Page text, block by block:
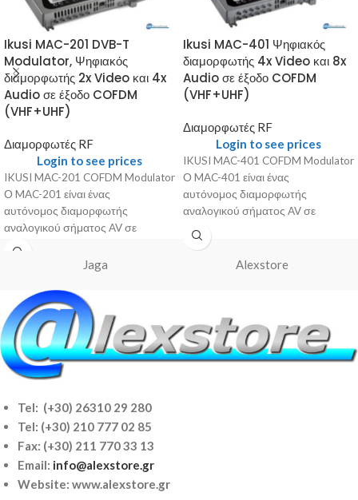
Ikusi MAC-201 DVB-T
Modulator, Ψηφιακός
διαμορφωτής 2x Video και 4x
Audio σε έξοδο COFDM
(VHF+UHF)
Διαμορφωτές RF
Login to see prices
IKUSI MAC-201 COFDM Modulator
Ο MAC-201 είναι ένας
αυτόνομος διαμορφωτής
αναλογικού σήματος AV σε
ψηφιακό σήμα COFDM. Είναι η
ιδανική λύση για την
Ikusi MAC-401 Ψηφιακός
διαμορφωτής 4x Video και 8x
Audio σε έξοδο COFDM
(VHF+UHF)
Διαμορφωτές RF
Login to see prices
IKUSI MAC-401 COFDM Modulator
Ο MAC-401 είναι ένας
αυτόνομος διαμορφωτής
αναλογικού σήματος AV σε
ψηφιακό σήμα COFDM. Είναι η
ιδανική λύση για την
Jaga Alexstore
Tel: (+30) 26310 29 280
Tel: (+30) 210 777 02 85
Fax: (+30) 211 770 33 13
Email: info@alexstore.gr
Website: www.alexstore.gr